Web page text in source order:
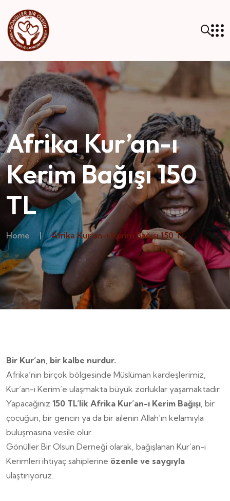
Afrika Kur’an-ı
Kerim Bağışı 150
TL
Home | Afrika Kur’an-ı Kerim Bağışı 150 TL
Bir Kur’an, bir kalbe nurdur.
Afrika’nın birçok bölgesinde Müslüman kardeşlerimiz,
Kur’an-ı Kerim’e ulaşmakta büyük zorluklar yaşamaktadır.
Yapacağınız 150 TL’lik Afrika Kur’an-ı Kerim Bağışı, bir
çocuğun, bir gencin ya da bir ailenin Allah’ın kelamıyla
buluşmasına vesile olur.
Gönüller Bir Olsun Derneği olarak, bağışlanan Kur’an-ı
Kerimleri ihtiyaç sahiplerine özenle ve saygıyla
ulaştırıyoruz.